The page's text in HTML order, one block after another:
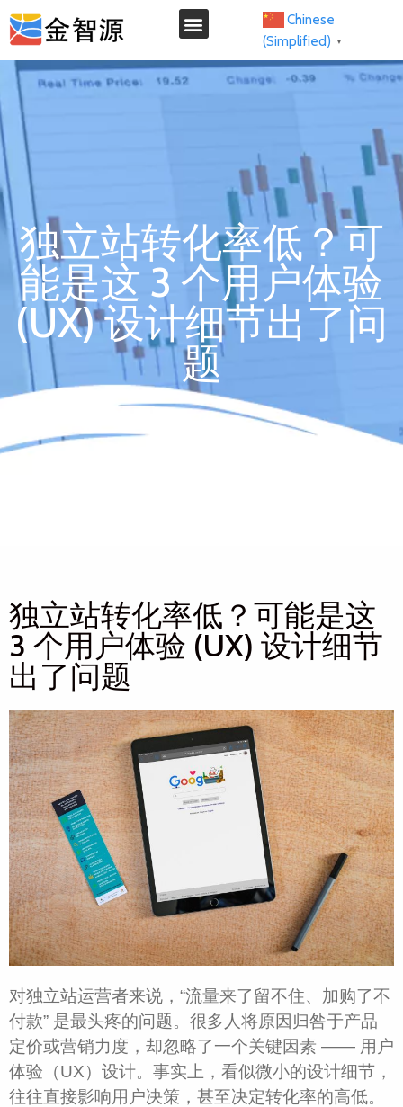
Chinese
(Simplified)
▼
独立站转化率低？可
能是这 3 个用户体验
(UX) 设计细节出了问
题
独立站转化率低？可能是这
3 个用户体验 (UX) 设计细节
出了问题
对独立站运营者来说，“流量来了留不住、加购了不
付款” 是最头疼的问题。很多人将原因归咎于产品
定价或营销力度，却忽略了一个关键因素 —— 用户
体验（UX）设计。事实上，看似微小的设计细节，
往往直接影响用户决策，甚至决定转化率的高低。